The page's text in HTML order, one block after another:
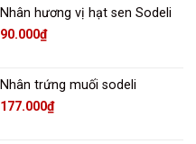
Nhân hương vị hạt sen Sodeli
90.000₫
Nhân trứng muối sodeli
177.000₫